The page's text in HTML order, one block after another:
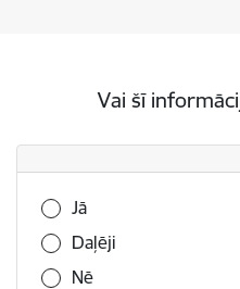
Vai šī
Vai šī informācija bija
Jā
Daļēji
Nē